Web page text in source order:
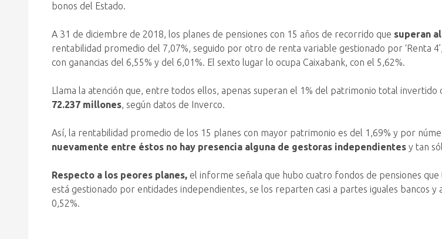
bonos del Estado.
A 31 de diciembre de 2018, los planes de pensiones con 15 años de recorrido que superan
rentabilidad promedio del 7,07%, seguido por otro de renta variable gestionado por ‘Renta
con ganancias del 6,55% y del 6,01%. El sexto lugar lo ocupa Caixabank, con el 5,62%.
Llama la atención que, entre todos ellos, apenas superan el 1% del patrimonio total invertido
72.237 millones, según datos de Inverco.
Así, la rentabilidad promedio de los 15 planes con mayor patrimonio es del 1,69% y por
nuevamente entre éstos no hay presencia alguna de gestoras independientes y tan
Respecto a los peores planes, el informe señala que hubo cuatro fondos de pensiones
está gestionado por entidades independientes, se los reparten casi a partes iguales bancos
0,52%.